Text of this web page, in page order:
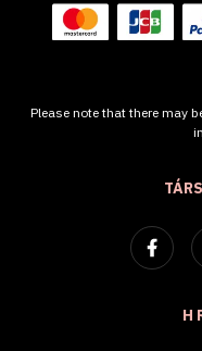
H
Please note that there may